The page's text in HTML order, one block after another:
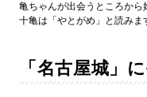
亀ちゃんが出会うところか
十亀は「やとがめ」と読みま
「名古屋城」